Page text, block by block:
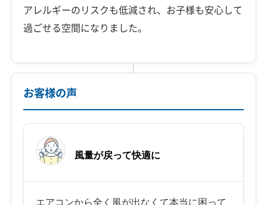
アレルギーのリスクも低減され、お子様も安心して
過ごせる空間になりました。
お客様の声
風量が戻って快適に
エアコンから全く風が出なくて本当に困って